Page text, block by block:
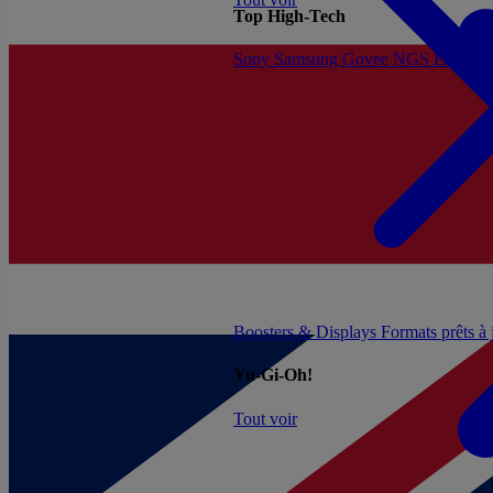
Boosters & Displays Formats prêts
Yu-Gi-Oh!
Tout voir
Top High-Tech
Sony Samsung Govee NGS Energy